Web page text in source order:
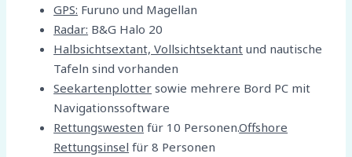
GPS: Furuno und Magellan
Radar: B&G Halo 20
Halbsichtsextant, Vollsichtsektant und nautische
Tafeln sind vorhanden
Seekartenplotter sowie mehrere Bord PC mit
Navigationssoftware
Rettungswesten für 10 Personen.Offshore
Rettungsinsel für 8 Personen